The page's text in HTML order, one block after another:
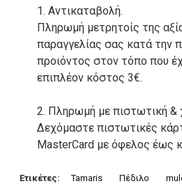
1. Αντικαταβολή.
Πληρωμή μετρητοίς της
παραγγελίας σας κατά την
προιόντος στον τόπο που
επιπλέον κόστος 3€.
2. Πληρωμή με πιστωτική &
Δεχόμαστε πιστωτικές
MasterCard με όφελος έως
μας κατάστημα
Ετικέτες: Tamaris Πέδιλο